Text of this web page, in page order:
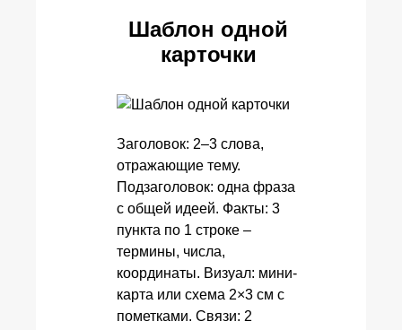
Шаблон одной
карточки
Заголовок: 2–3 слова,
отражающие тему.
Подзаголовок: одна фраза
с общей идеей. Факты: 3
пункта по 1 строке –
термины, числа,
координаты. Визуал: мини-
карта или схема 2×3 см с
пометками. Связи: 2